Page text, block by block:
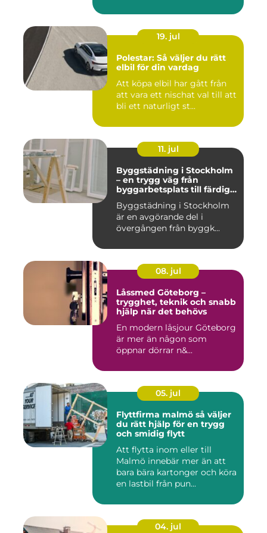
19. jul
Polestar: Så väljer du rätt
elbil för din vardag
Att köpa elbil har gått från
att vara ett nischat val till att
bli ett naturligt st...
11. jul
Byggstädning i Stockholm
– en trygg väg från
byggarbetsplats till färdig
Byggstädning i Stockholm
är en avgörande del i
övergången från byggk...
08. jul
Låssmed Göteborg –
trygghet, teknik och snabb
hjälp när det behövs
En modern låsjour Göteborg
är mer än någon som
öppnar dörrar n&...
05. jul
Flyttfirma malmö så väljer
du rätt hjälp för en trygg
och smidig flytt
Att flytta inom eller till
Malmö innebär mer än att
bara bära kartonger och köra
en lastbil från pun...
04. jul